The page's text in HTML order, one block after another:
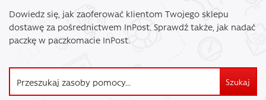
Dowiedz się, jak zaoferować klientom Twojego sklepu
dostawę za pośrednictwem InPost. Sprawdź także, jak nadać
paczkę w paczkomacie InPost.
Szukaj